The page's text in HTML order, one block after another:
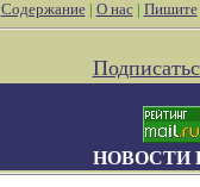
Содержание| О нас| Пишите
НОВОСТИ